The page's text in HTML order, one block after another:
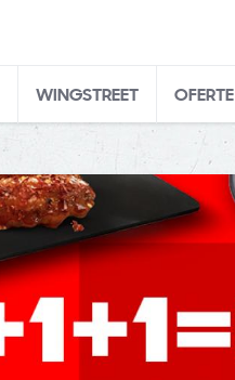
WINGSTREET OFERTE